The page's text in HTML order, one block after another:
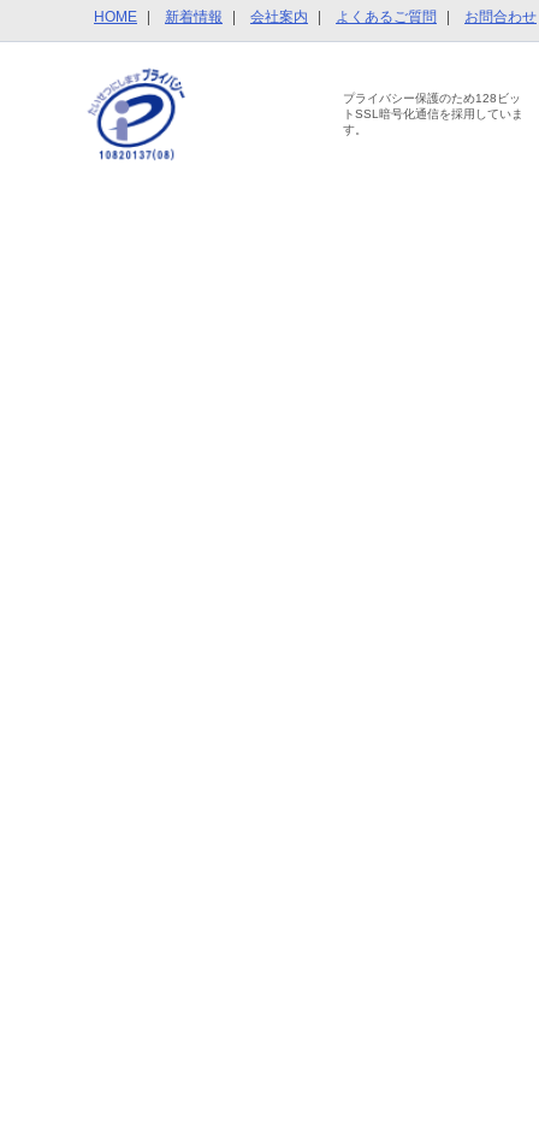
HOME 新着情報 会社案内 よくあるご質問 お問合わせ
プライバシー保護のため128ビッ
トSSL暗号化通信を採用していま
す。